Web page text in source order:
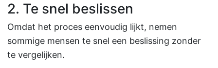
2. Te snel beslissen
Omdat het proces eenvoudig lijkt, nemen
sommige mensen te snel een beslissing zonder
te vergelijken.